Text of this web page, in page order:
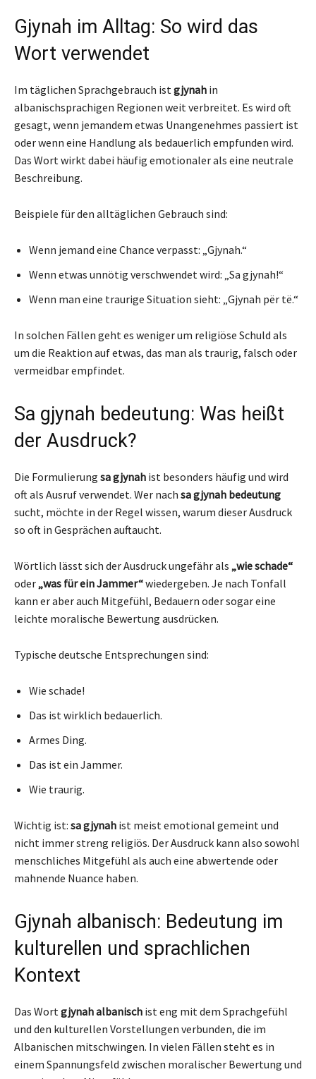
Gjynah im Alltag: So wird das
Wort verwendet
Im täglichen Sprachgebrauch ist gjynah in
albanischsprachigen Regionen weit verbreitet. Es wird oft
gesagt, wenn jemandem etwas Unangenehmes passiert ist
oder wenn eine Handlung als bedauerlich empfunden wird.
Das Wort wirkt dabei häufig emotionaler als eine neutrale
Beschreibung.
Beispiele für den alltäglichen Gebrauch sind:
Wenn jemand eine Chance verpasst: „Gjynah.“
Wenn etwas unnötig verschwendet wird: „Sa gjynah!“
Wenn man eine traurige Situation sieht: „Gjynah për të.“
In solchen Fällen geht es weniger um religiöse Schuld als
um die Reaktion auf etwas, das man als traurig, falsch oder
vermeidbar empfindet.
Sa gjynah bedeutung: Was heißt
der Ausdruck?
Die Formulierung sa gjynah ist besonders häufig und wird
oft als Ausruf verwendet. Wer nach sa gjynah bedeutung
sucht, möchte in der Regel wissen, warum dieser Ausdruck
so oft in Gesprächen auftaucht.
Wörtlich lässt sich der Ausdruck ungefähr als „wie schade“
oder „was für ein Jammer“wiedergeben. Je nach Tonfall
kann er aber auch Mitgefühl, Bedauern oder sogar eine
leichte moralische Bewertung ausdrücken.
Typische deutsche Entsprechungen sind:
Wie schade!
Das ist wirklich bedauerlich.
Armes Ding.
Das ist ein Jammer.
Wie traurig.
Wichtig ist: sa gjynah ist meist emotional gemeint und
nicht immer streng religiös. Der Ausdruck kann also sowohl
menschliches Mitgefühl als auch eine abwertende oder
mahnende Nuance haben.
Gjynah albanisch: Bedeutung im
kulturellen und sprachlichen
Kontext
Das Wort gjynah albanisch ist eng mit dem Sprachgefühl
und den kulturellen Vorstellungen verbunden, die im
Albanischen mitschwingen. In vielen Fällen steht es in
einem Spannungsfeld zwischen moralischer Bewertung und